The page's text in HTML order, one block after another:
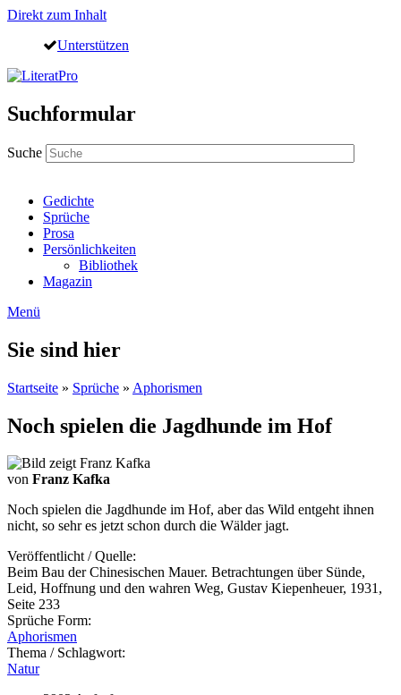
Direkt zum Inhalt
Unterstützen
Suchformular
Suche
Gedichte
Sprüche
Prosa
Persönlichkeiten
Bibliothek
Magazin
Menü
Sie sind hier
Startseite » Sprüche » Aphorismen
Noch spielen die Jagdhunde im Hof
von Franz Kafka
Noch spielen die Jagdhunde im Hof, aber das Wild entgeht ihnen
nicht, so sehr es jetzt schon durch die Wälder jagt.
Veröffentlicht / Quelle:
Beim Bau der Chinesischen Mauer. Betrachtungen über Sünde,
Leid, Hoffnung und den wahren Weg, Gustav Kiepenheuer, 1931,
Seite 233
Sprüche Form:
Aphorismen
Thema / Schlagwort:
Natur